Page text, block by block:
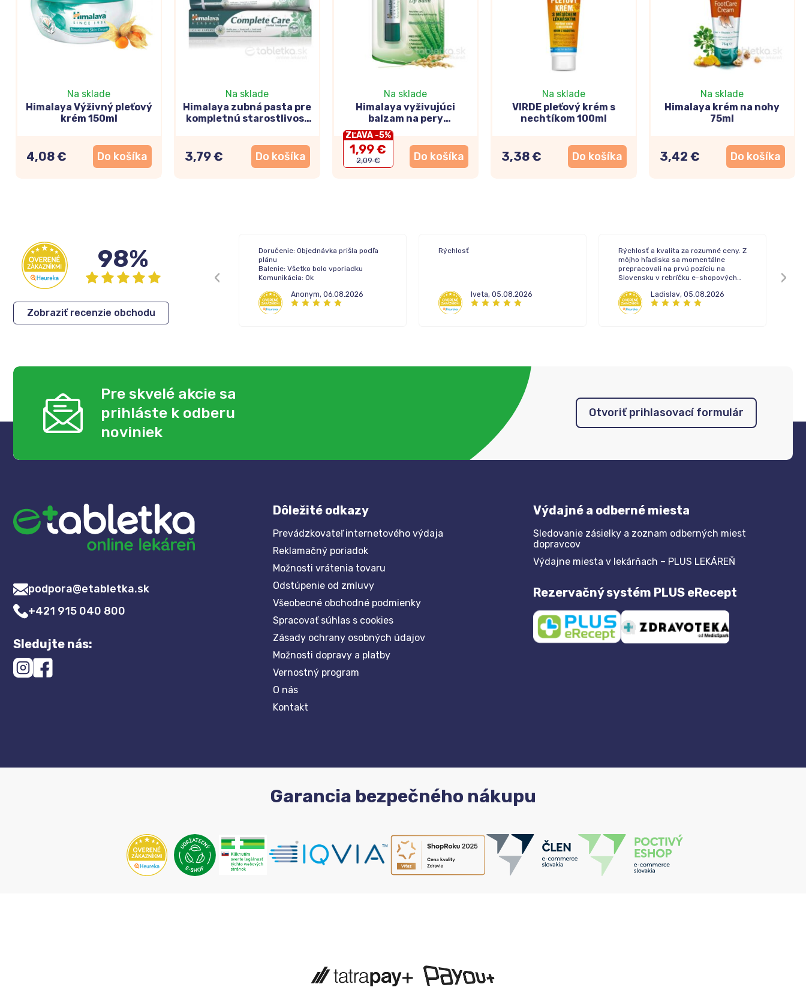
Na sklade
Himalaya Výživný pleťový
krém 150ml
4,08 € Do košíka
Na sklade
Himalaya zubná pasta pre
kompletnú starostlivosť
3,79 € Do košíka
Na sklade
Himalaya vyživujúci
balzam na pery
Nourishing Lip Balm 4,5g
ZĽAVA -5%
1,99 €
2,09 € Do košíka
Na sklade
VIRDE pleťový krém s
nechtíkom 100ml
3,38 € Do košíka
Na sklade
Himalaya krém na nohy
75ml
3,42 € Do košíka
98%
Zobraziť recenzie obchodu
Žiadne !
Doručenie: Objednávka prišla podľa
plánu
Balenie: Všetko bolo vporiadku
Komunikácia: Ok
Anonym, 06.08.2026
Rýchlosť
Iveta, 05.08.2026
Rýchlosť a kvalita za rozumné ceny. Z
môjho hľadiska sa momentálne
prepracovali na prvú pozíciu na
Slovensku v rebríčku e-shopových
Ladislav, 05.08.2026
Pre skvelé akcie sa
prihláste k odberu
noviniek
Otvoriť prihlasovací formulár
podpora@etabletka.sk
+421 915 040 800
Sledujte nás:
Dôležité odkazy
Prevádzkovateľ internetového výdaja
Reklamačný poriadok
Možnosti vrátenia tovaru
Odstúpenie od zmluvy
Všeobecné obchodné podmienky
Spracovať súhlas s cookies
Zásady ochrany osobných údajov
Možnosti dopravy a platby
Vernostný program
O nás
Kontakt
Výdajné a odberné miesta
Sledovanie zásielky a zoznam odberných miest
dopravcov
Výdajne miesta v lekárňach – PLUS LEKÁREŇ
Rezervačný systém PLUS eRecept
Garancia bezpečného nákupu